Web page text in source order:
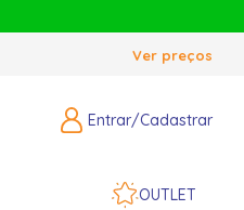
Ver preços
Entrar/Cadastrar
OUTLET